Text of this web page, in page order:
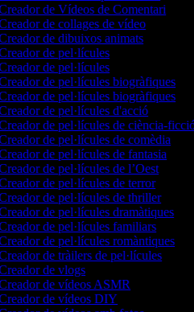
de Vídeos de Comentari
de collages de vídeo
de dibuixos animats
de pel·lícules
de pel·lícules
de pel·lícules biogràfiques
de pel·lícules biogràfiques
de pel·lícules d'acció
de pel·lícules de ciència-ficció
de pel·lícules de comèdia
de pel·lícules de fantasia
de pel·lícules de l’Oest
de pel·lícules de terror
de pel·lícules de thriller
de pel·lícules dramàtiques
de pel·lícules familiars
de pel·lícules romàntiques
de tràilers de pel·lícules
de vlogs
de vídeos ASMR
de vídeos DIY